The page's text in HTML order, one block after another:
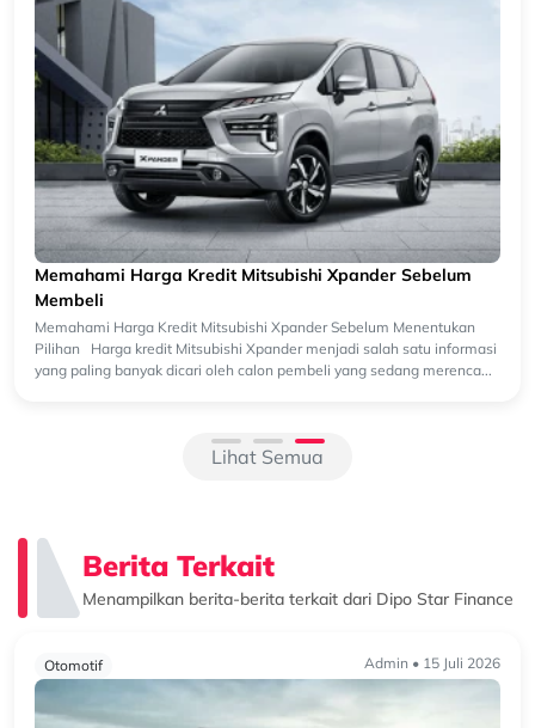
Memahami Harga Kredit Mitsubishi Xpander Sebelum
Membeli
Memahami Harga Kredit Mitsubishi Xpander Sebelum Menentukan
Pilihan Harga kredit Mitsubishi Xpander menjadi salah satu informasi
yang paling banyak dicari oleh calon pembeli yang sedang merenca...
Lihat Semua
Berita Terkait
Menampilkan berita-berita terkait dari Dipo Star Finance
Otomotif Admin • 15 Juli 2026